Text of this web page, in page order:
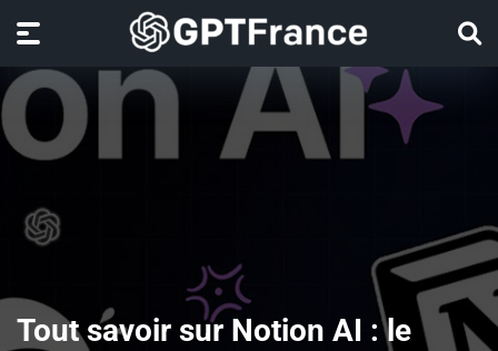
Tout savoir sur Notion AI : le